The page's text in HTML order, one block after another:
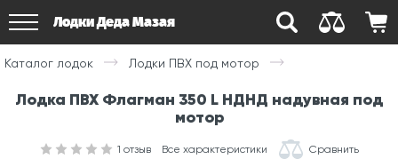
Лодки Деда Мазая
Каталог лодок Лодки ПВХ под мотор
Лодка ПВХ Флагман 350 L НДНД надувная под
мотор
1 отзыв Все характеристики Сравнить